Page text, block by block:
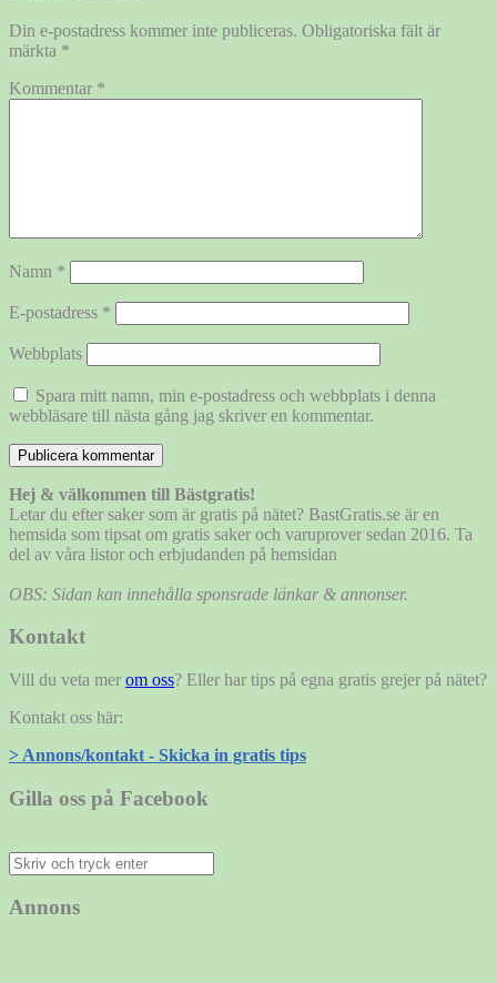
Din e-postadress kommer inte publiceras. Obligatoriska fält är
märkta *
Kommentar *
Namn *
E-postadress *
Webbplats
Spara mitt namn, min e-postadress och webbplats i denna
webbläsare till nästa gång jag skriver en kommentar.
Hej & välkommen till Bästgratis!
Letar du efter saker som är gratis på nätet? BastGratis.se är en
hemsida som tipsat om gratis saker och varuprover sedan 2016. Ta
del av våra listor och erbjudanden på hemsidan
OBS: Sidan kan innehålla sponsrade länkar & annonser.
Kontakt
Vill du veta mer om oss? Eller har tips på egna gratis grejer på nätet?
Kontakt oss här:
> Annons/kontakt - Skicka in gratis tips
Gilla oss på Facebook
Sök
efter:
Annons